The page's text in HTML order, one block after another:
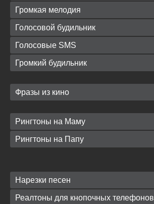
Громкая мелодия
Голосовой будильник
Голосовые SMS
Громкий будильник
Фразы из кино
Рингтоны на Маму
Рингтоны на Папу
Нарезки песен
Реалтоны для кнопочных телефонов